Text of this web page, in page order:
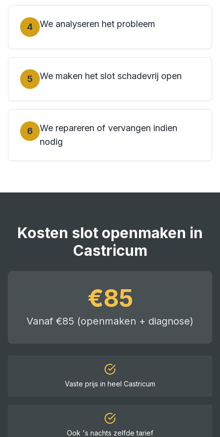
4 We analyseren het probleem
5 We maken het slot schadevrij open
6
We repareren of vervangen indien
nodig
Kosten slot openmaken in
Castricum
€85
Vanaf €85 (openmaken + diagnose)
Vaste prijs in heel Castricum
Ook 's nachts zelfde tarief